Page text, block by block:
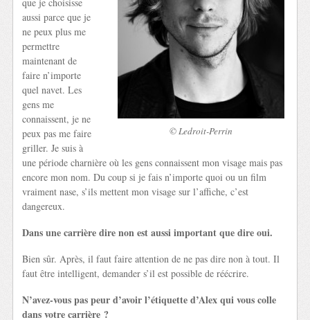
© Ledroit-Perrin
aussi parce que je
ne peux plus me
permettre
maintenant de
faire n’importe
quel navet. Les
gens me
connaissent, je ne
peux pas me faire
griller. Je suis à
une période charnière où les gens connaissent mon visage mais pas
encore mon nom. Du coup si je fais n’importe quoi ou un film
vraiment nase, s’ils mettent mon visage sur l’affiche, c’est
dangereux.
Dans une carrière dire non est aussi important que dire oui.
Bien sûr. Après, il faut faire attention de ne pas dire non à tout. Il
faut être intelligent, demander s’il est possible de réécrire.
N’avez-vous pas peur d’avoir l’étiquette d’Alex qui vous colle
dans votre carrière ?